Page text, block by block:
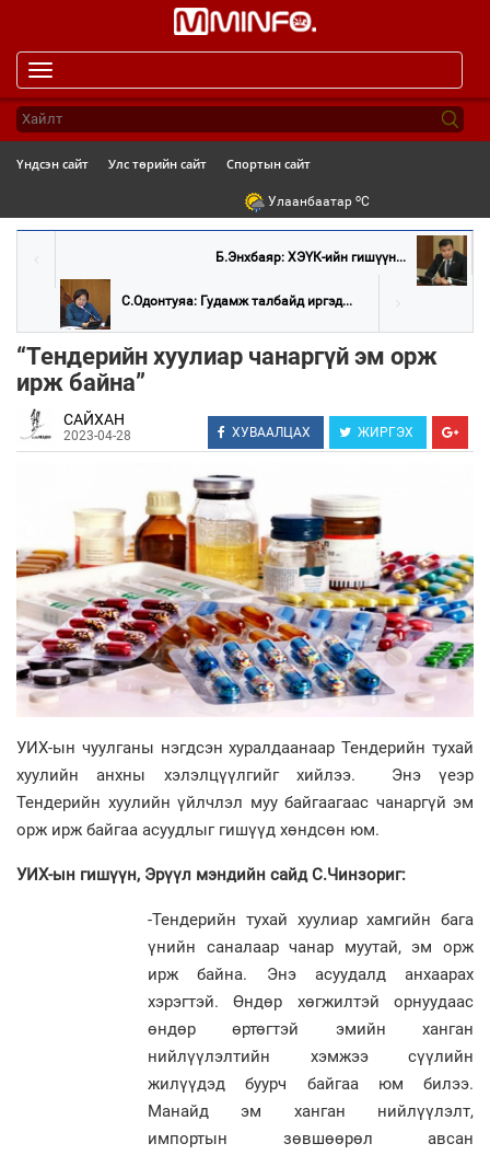
navigation
Үндсэн сайт Улс төрийн сайт Спортын сайт
Улаанбаатар oC
Б.Энхбаяр: ХЭҮК-ийн гишүүн...
С.Одонтуяа: Гудамж талбайд иргэд...
“Тендерийн хуулиар чанаргүй эм орж
ирж байна”
САЙХАН
2023-04-28 ХУВААЛЦАХ ЖИРГЭХ
УИХ-ын чуулганы нэгдсэн хуралдаанаар Тендерийн тухай
хуулийн анхны хэлэлцүүлгийг хийлээ. Энэ үеэр
Тендерийн хуулийн үйлчлэл муу байгаагаас чанаргүй эм
орж ирж байгаа асуудлыг гишүүд хөндсөн юм.
УИХ-ын гишүүн, Эрүүл мэндийн сайд С.Чинзориг:
-Тендерийн тухай хуулиар хамгийн бага
үнийн саналаар чанар муутай, эм орж
ирж байна. Энэ асуудалд анхаарах
хэрэгтэй. Өндөр хөгжилтэй орнуудаас
өндөр өртөгтэй эмийн ханган
нийлүүлэлтийн хэмжээ сүүлийн
жилүүдэд буурч байгаа юм билээ.
Манайд эм ханган нийлүүлэлт,
импортын зөвшөөрөл авсан